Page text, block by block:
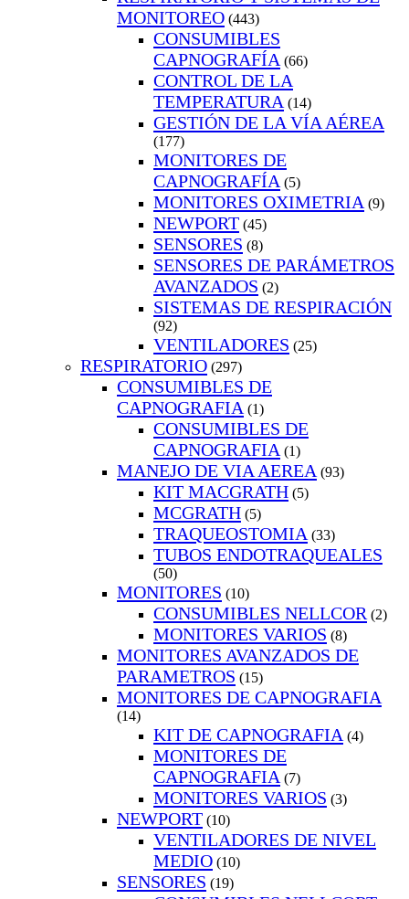
MONITOREO (443)
CONSUMIBLES
CAPNOGRAFÍA (66)
CONTROL DE LA
TEMPERATURA (14)
GESTIÓN DE LA VÍA AÉREA
(177)
MONITORES DE
CAPNOGRAFÍA (5)
MONITORES OXIMETRIA (9)
NEWPORT (45)
SENSORES (8)
SENSORES DE PARÁMETROS
AVANZADOS (2)
SISTEMAS DE RESPIRACIÓN
(92)
VENTILADORES (25)
RESPIRATORIO (297)
CONSUMIBLES DE
CAPNOGRAFIA (1)
CONSUMIBLES DE
CAPNOGRAFIA (1)
MANEJO DE VIA AEREA (93)
KIT MACGRATH (5)
MCGRATH (5)
TRAQUEOSTOMIA (33)
TUBOS ENDOTRAQUEALES
(50)
MONITORES (10)
CONSUMIBLES NELLCOR (2)
MONITORES VARIOS (8)
MONITORES AVANZADOS DE
PARAMETROS (15)
MONITORES DE CAPNOGRAFIA
(14)
KIT DE CAPNOGRAFIA (4)
MONITORES DE
CAPNOGRAFIA (7)
MONITORES VARIOS (3)
NEWPORT (10)
VENTILADORES DE NIVEL
MEDIO (10)
SENSORES (19)